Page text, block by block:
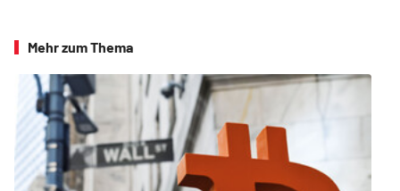
Mehr zum Thema